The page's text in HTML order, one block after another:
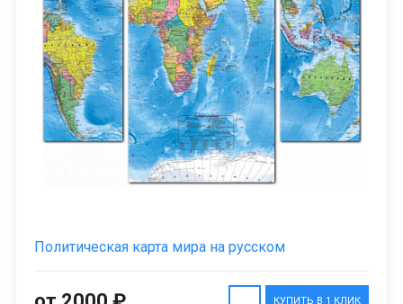
Политическая карта мира на русском
КУПИТЬ В 1 КЛИК